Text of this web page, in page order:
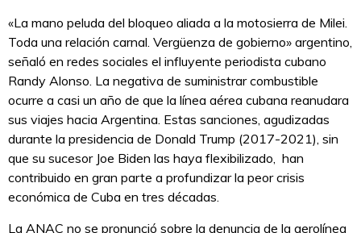
«La mano peluda del bloqueo aliada a la motosierra de Milei.
Toda una relación carnal. Vergüenza de gobierno» argentino,
señaló en redes sociales el influyente periodista cubano
Randy Alonso. La negativa de suministrar combustible
ocurre a casi un año de que la línea aérea cubana reanudara
sus viajes hacia Argentina. Estas sanciones, agudizadas
durante la presidencia de Donald Trump (2017-2021), sin
que su sucesor Joe Biden las haya flexibilizado, han
contribuido en gran parte a profundizar la peor crisis
económica de Cuba en tres décadas.
La ANAC no se pronunció sobre la denuncia de la aerolínea